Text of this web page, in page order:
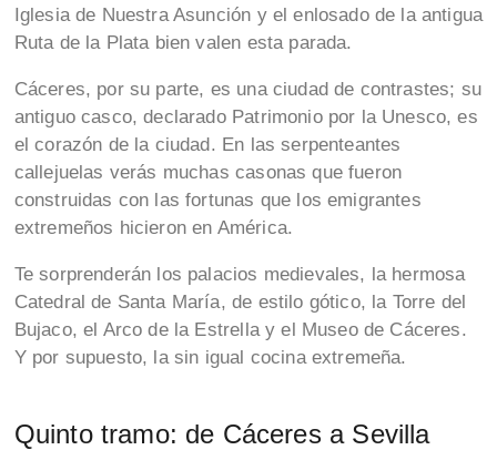
Iglesia de Nuestra Asunción y el enlosado de la antigua
Ruta de la Plata bien valen esta parada.
Cáceres, por su parte, es una ciudad de contrastes; su
antiguo casco, declarado Patrimonio por la Unesco, es
el corazón de la ciudad. En las serpenteantes
callejuelas verás muchas casonas que fueron
construidas con las fortunas que los emigrantes
extremeños hicieron en América.
Te sorprenderán los palacios medievales, la hermosa
Catedral de Santa María, de estilo gótico, la Torre del
Bujaco, el Arco de la Estrella y el Museo de Cáceres.
Y por supuesto, la sin igual cocina extremeña.
Quinto tramo: de Cáceres a Sevilla